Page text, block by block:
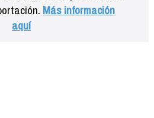
Más información
aquí